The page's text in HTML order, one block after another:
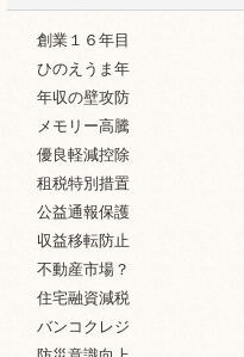
創業１６年目
ひのえうま年
年収の壁攻防
メモリー高騰
優良軽減控除
租税特別措置
公益通報保護
収益移転防止
不動産市場？
住宅融資減税
バンコクレジ